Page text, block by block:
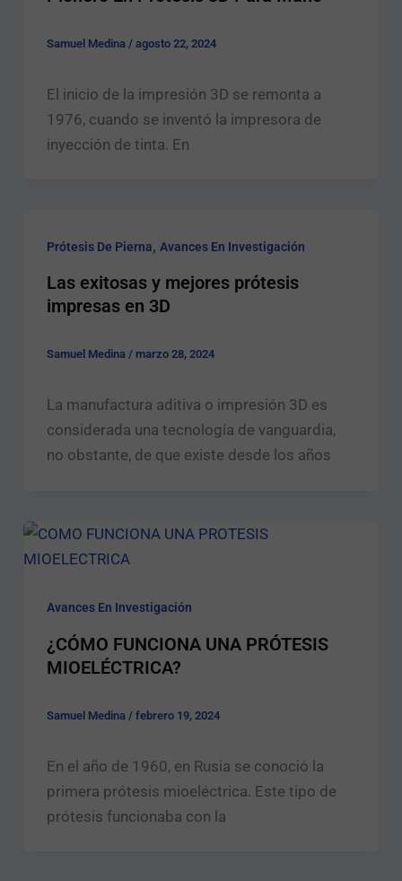
Samuel Medina / agosto 22, 2024
El inicio de la impresión 3D se remonta a
1976, cuando se inventó la impresora de
inyección de tinta. En
Prótesis De Pierna, Avances En Investigación
Las exitosas y mejores prótesis
impresas en 3D
Samuel Medina / marzo 28, 2024
La manufactura aditiva o impresión 3D es
considerada una tecnología de vanguardia,
no obstante, de que existe desde los años
Avances En Investigación
¿CÓMO FUNCIONA UNA PRÓTESIS
MIOELÉCTRICA?​
Samuel Medina / febrero 19, 2024
En el año de 1960, en Rusia se conoció la
primera prótesis mioeléctrica. Este tipo de
prótesis funcionaba con la